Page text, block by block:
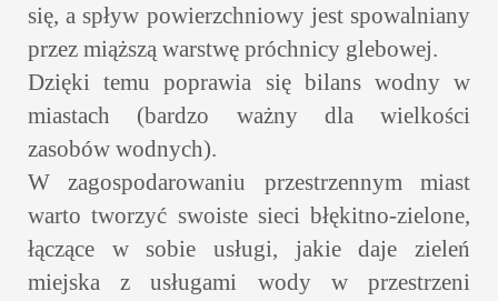
się, a spływ powierzchniowy jest spowalniany
przez miąższą warstwę próchnicy glebowej.
Dzięki temu poprawia się bilans wodny w
miastach (bardzo ważny dla wielkości
zasobów wodnych).
W zagospodarowaniu przestrzennym miast
warto tworzyć swoiste sieci błękitno-zielone,
łączące w sobie usługi, jakie daje zieleń
miejska z usługami wody w przestrzeni